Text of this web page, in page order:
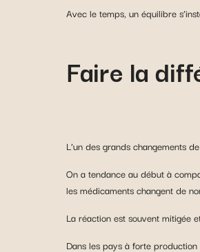
Avec le temps, un équilibre
Faire la
L’un des grands changements
On a tendance au début à
les médicaments changent de
La réaction est souvent mitigée
Dans les pays à forte